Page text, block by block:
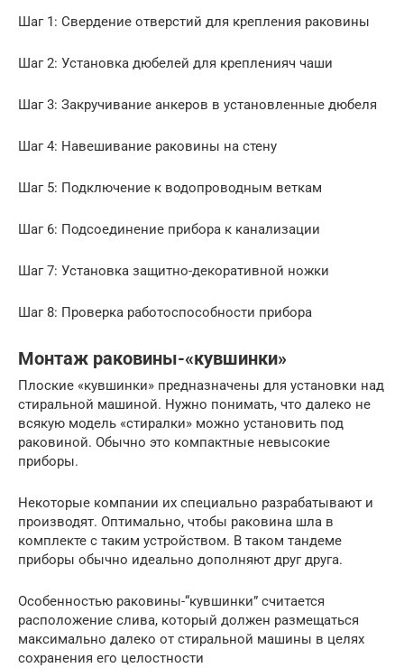
Шаг 1: Свердение отверстий для крепления раковины
Шаг 2: Установка дюбелей для крепленияч чаши
Шаг 3: Закручивание анкеров в установленные дюбеля
Шаг 4: Навешивание раковины на стену
Шаг 5: Подключение к водопроводным веткам
Шаг 6: Подсоединение прибора к канализации
Шаг 7: Установка защитно-декоративной ножки
Шаг 8: Проверка работоспособности прибора
Монтаж раковины-«кувшинки»
Плоские «кувшинки» предназначены для установки над
стиральной машиной. Нужно понимать, что далеко не
всякую модель «стиралки» можно установить под
раковиной. Обычно это компактные невысокие
приборы.
Некоторые компании их специально разрабатывают и
производят. Оптимально, чтобы раковина шла в
комплекте с таким устройством. В таком тандеме
приборы обычно идеально дополняют друг друга.
Особенностью раковины-“кувшинки” считается
расположение слива, который должен размещаться
максимально далеко от стиральной машины в целях
сохранения его целостности